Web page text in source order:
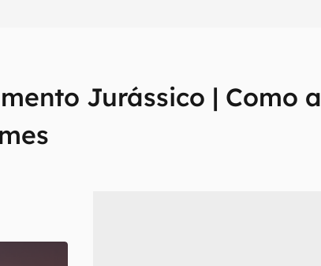
Jurássico | Como a
e reviews sobre tecnologia em primeira